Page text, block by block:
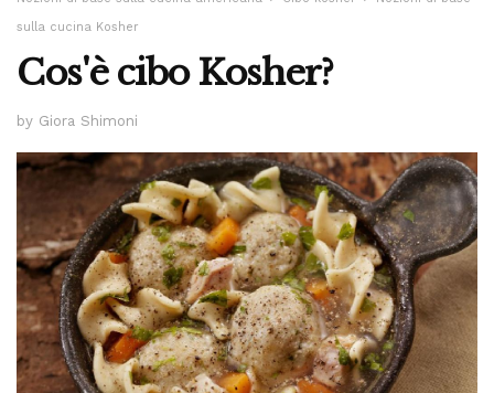
sulla cucina Kosher
Cos'è cibo Kosher?
by Giora Shimoni